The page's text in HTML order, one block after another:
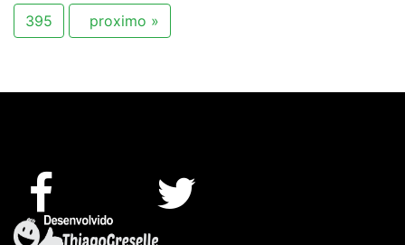
395 proximo »